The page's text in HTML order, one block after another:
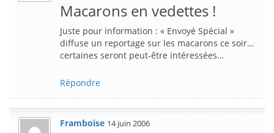
Macarons en vedettes !
Juste pour information : « Envoyé Spécial »
diffuse un reportage sur les macarons ce soir…
certaines seront peut-être intéressées…
Répondre
Framboise 14 juin 2006